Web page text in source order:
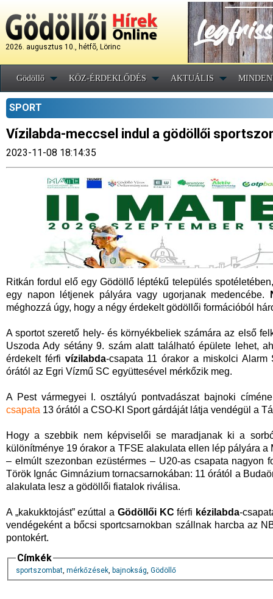
2026. augusztus 10., hétfõ, Lörinc
Gödöllő KÖZ-ÉRDEKLŐDÉS AKTUÁLIS
SPORT
Vízilabda-meccsel indul a gödöllői
2023-11-08 18:14:35
Ritkán fordul elő egy Gödöllő léptékű település
egy napon létjenek pályára vagy ugorjanak medencébe.
méghozzá úgy, hogy a négy érdekelt gödöllői formációból
A sportot szerető hely- és környékbeliek számára az első
Uszoda Ady sétány 9. szám alatt található épülete lehet,
érdekelt férfi vízilabda-csapata 11 órakor a miskolci
órától az Egri Vízmű SC együttesével mérkőzik meg.
A Pest vármegyei I. osztályú pontvadászat bajnoki
csapata 13 órától a CSO-KI Sport gárdáját látja vendégül a
Hogy a szebbik nem képviselői se maradjanak ki a
különítménye 19 órakor a TFSE alakulata ellen lép pályára
– elmúlt szezonban ezüstérmes – U20-as csapata nagyon
Török Ignác Gimnázium tornacsarnokában: 11 órától a
alakulata lesz a gödöllői fiatalok riválisa.
A „kakukktojást” ezúttal a Gödöllői KC férfi kézilabda-
vendégeként a bőcsi sportcsarnokban szállnak harcba az
pontokért.
Címkék
sportszombat, mérkőzések, bajnokság, Gödöllő